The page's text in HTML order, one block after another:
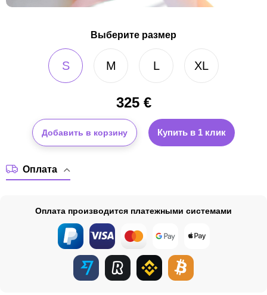
Выберите размер
S M L XL
325€
Добавить в корзину Купить в 1 клик
Оплата
Оплата производится платежными системами